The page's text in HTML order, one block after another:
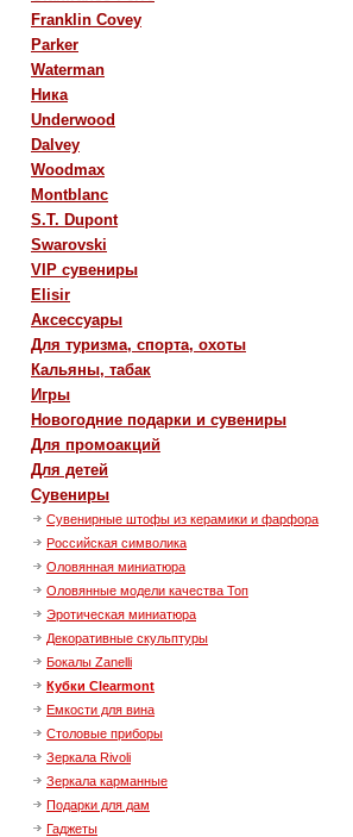
Franklin Covey
Parker
Waterman
Ника
Underwood
Dalvey
Woodmax
Montblanc
S.T. Dupont
Swarovski
VIP сувениры
Elisir
Аксессуары
Для туризма, спорта, охоты
Кальяны, табак
Игры
Новогодние подарки и сувениры
Для промоакций
Для детей
Сувениры
Сувенирные штофы из керамики и фарфора
Российская символика
Оловянная миниатюра
Оловянные модели качества Топ
Эротическая миниатюра
Декоративные скульптуры
Бокалы Zanelli
Кубки Clearmont
Емкости для вина
Столовые приборы
Зеркала Rivoli
Зеркала карманные
Подарки для дам
Гаджеты